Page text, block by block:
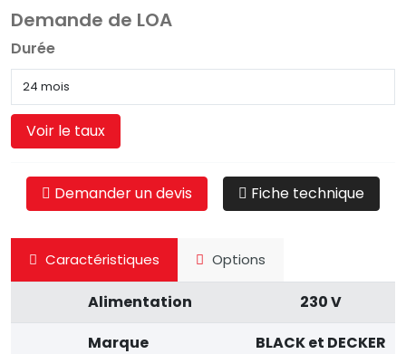
Demande de LOA
Durée
Voir le taux
Demander un devis Fiche technique
Caractéristiques Options
Alimentation
230 V
Marque
BLACK et DECKER